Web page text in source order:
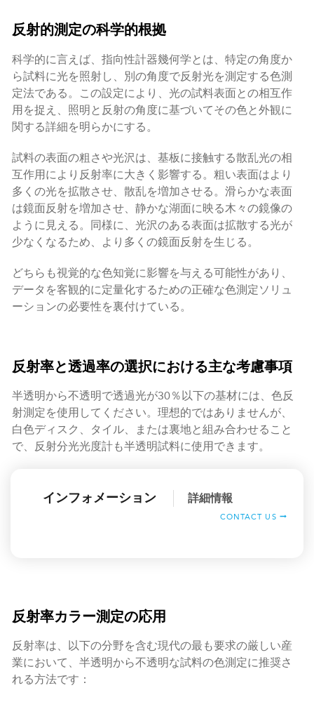
反射的測定の科学的根拠
科学的に言えば、指向性計器幾何学とは、特定の角度か
ら試料に光を照射し、別の角度で反射光を測定する色測
定法である。この設定により、光の試料表面との相互作
用を捉え、照明と反射の角度に基づいてその色と外観に
関する詳細を明らかにする。
試料の表面の粗さや光沢は、基板に接触する散乱光の相
互作用により反射率に大きく影響する。粗い表面はより
多くの光を拡散させ、散乱を増加させる。滑らかな表面
は鏡面反射を増加させ、静かな湖面に映る木々の鏡像の
ように見える。同様に、光沢のある表面は拡散する光が
少なくなるため、より多くの鏡面反射を生じる。
どちらも視覚的な色知覚に影響を与える可能性があり、
データを客観的に定量化するための正確な色測定ソリュ
ーションの必要性を裏付けている。
反射率と透過率の選択における主な考慮事項
半透明から不透明で透過光が30％以下の基材には、色反
射測定を使用してください。理想的ではありませんが、
白色ディスク、タイル、または裏地と組み合わせること
で、反射分光光度計も半透明試料に使用できます。
インフォメーション 詳細情報
CONTACT US
反射率カラー測定の応用
反射率は、以下の分野を含む現代の最も要求の厳しい産
業において、半透明から不透明な試料の色測定に推奨さ
れる方法です：